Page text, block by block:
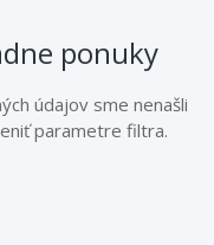
ponuky
údajov sme nenašli
parametre filtra.